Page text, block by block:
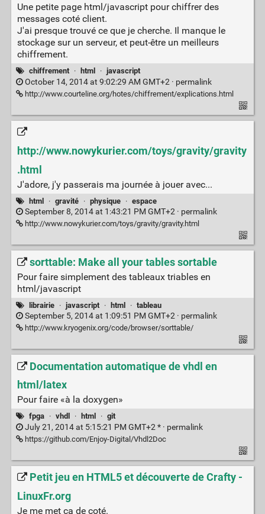
Une petite page html/javascript pour chiffrer des
messages coté client.
J'ai presque trouvé ce que je cherche. Il manque le
stockage sur un serveur, et peut-être un meilleurs
chiffrement.
chiffrement · html · javascript
October 14, 2014 at 9:02:29 AM GMT+2 · permalink
http://www.courteline.org/hotes/chiffrement/explications.html
http://www.nowykurier.com/toys/gravity/gravity
.html
J'adore, j'y passerais ma journée à jouer avec...
html · gravité · physique · espace
September 8, 2014 at 1:43:21 PM GMT+2 · permalink
http://www.nowykurier.com/toys/gravity/gravity.html
sorttable: Make all your tables sortable
Pour faire simplement des tableaux triables en
html/javascript
librairie · javascript · html · tableau
September 5, 2014 at 1:09:51 PM GMT+2 · permalink
http://www.kryogenix.org/code/browser/sorttable/
Documentation automatique de vhdl en
html/latex
Pour faire «à la doxygen»
fpga · vhdl · html · git
July 21, 2014 at 5:15:21 PM GMT+2 * · permalink
https://github.com/Enjoy-Digital/Vhdl2Doc
Petit jeu en HTML5 et découverte de Crafty -
LinuxFr.org
Je me met ça de coté.